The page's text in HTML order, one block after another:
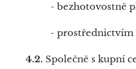
- bezhotovostně
- prostřednictvím
4.2. Společně s kupní